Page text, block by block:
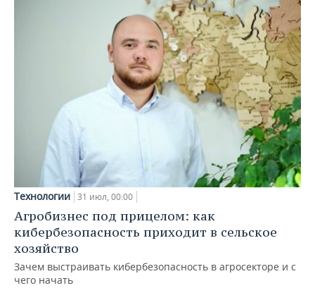
Технологии 31 июл, 00:00
Агробизнес под прицелом: как
кибербезопасность приходит в сельское
хозяйство
Зачем выстраивать кибербезопасность в агросекторе и с
чего начать